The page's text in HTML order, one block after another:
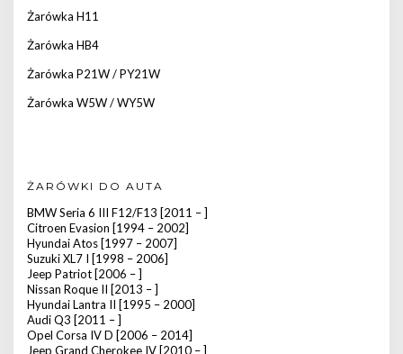
Żarówka H11
Żarówka HB4
Żarówka P21W / PY21W
Żarówka W5W / WY5W
ŻARÓWKI DO AUTA
BMW Seria 6 III F12/F13 [2011 – ]
Citroen Evasion [1994 – 2002]
Hyundai Atos [1997 – 2007]
Suzuki XL7 I [1998 – 2006]
Jeep Patriot [2006 – ]
Nissan Roque II [2013 – ]
Hyundai Lantra II [1995 – 2000]
Audi Q3 [2011 – ]
Opel Corsa IV D [2006 – 2014]
Jeep Grand Cherokee IV [2010 – ]